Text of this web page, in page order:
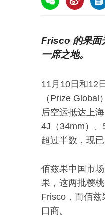
Frisco 的果面
一席之地。
11月10日和12
（Prize
后空运抵达上
4J（34mm）
超过半数，现
佰兹果中国市
果，这两批樱
Frisco，而佰兹
口商。